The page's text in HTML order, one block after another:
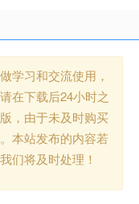
学习和交流使用，
在下载后24小时之
，由于未及时购买
本站发布的内容若
们将及时处理！